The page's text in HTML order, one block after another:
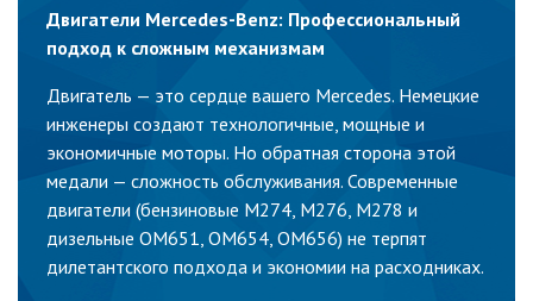
Двигатели Mercedes-Benz: Профессиональный
подход к сложным механизмам
Двигатель — это сердце вашего Mercedes. Немецкие
инженеры создают технологичные, мощные и
экономичные моторы. Но обратная сторона этой
медали — сложность обслуживания. Современные
двигатели (бензиновые M274, M276, M278 и
дизельные OM651, OM654, OM656) не терпят
дилетантского подхода и экономии на расходниках.